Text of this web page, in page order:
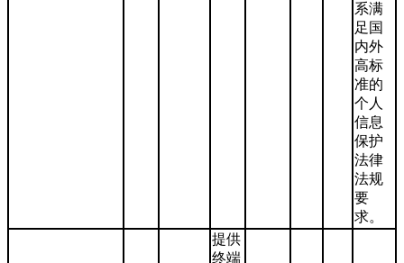
系满
足国
内外
高标
准的
个人
信息
保护
法律
法规
要
求。
提供
终端